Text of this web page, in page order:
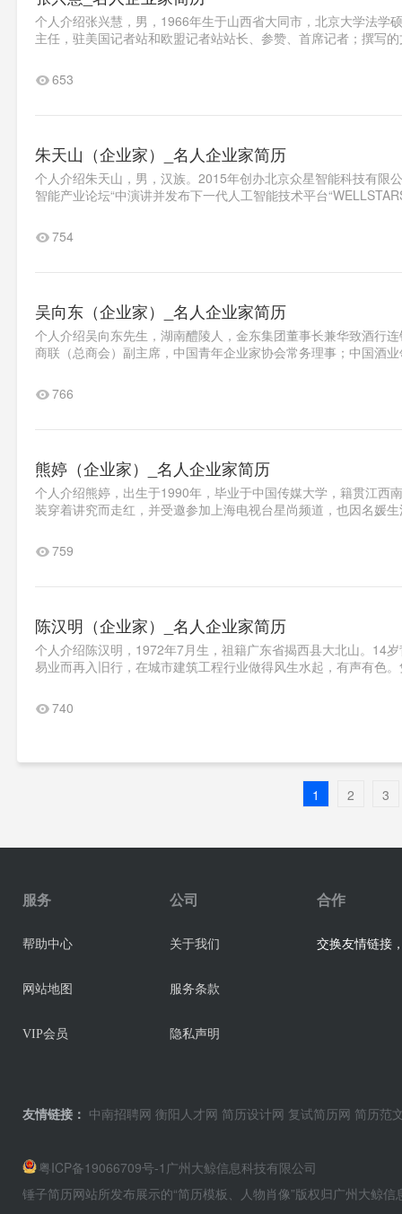
个人介绍张兴慧，男，1966年生于山西省大同市，北京大学法学
主任，驻美国记者站和欧盟记者站站长、参赞、首席记者；撰写
653
朱天山（企业家）_名人企业家简历
个人介绍朱天山，男，汉族。2015年创办北京众星智能科技有限
智能产业论坛“中演讲并发布下一代人工智能技术平台
754
吴向东（企业家）_名人企业家简历
个人介绍吴向东先生，湖南醴陵人，金东集团董事长兼华致酒行
商联（总商会）副主席，中国青年企业家协会常务理事；中国酒
766
熊婷（企业家）_名人企业家简历
个人介绍熊婷，出生于1990年，毕业于中国传媒大学，籍贯江西
装穿着讲究而走红，并受邀参加上海电视台星尚频道，也因名媛
759
陈汉明（企业家）_名人企业家简历
个人介绍陈汉明，1972年7月生，祖籍广东省揭西县大北山。14
易业而再入旧行，在城市建筑工程行业做得风生水起，有声有色
740
1 2 3
服务
帮助中心
网站地图
VIP会员
公司
关于我们
服务条款
隐私声明
合作
交换友情链接
友情链接： 中南招聘网 衡阳人才网 简历设计网 复试简历网 简历范
粤ICP备19066709号-1 广州大鲸信息科技有限公司
锤子简历网站所发布展示的“简历模板、人物肖像”版权归广州大鲸